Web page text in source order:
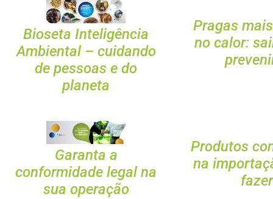
Bioseta Inteligência
Ambiental – cuidando
de pessoas e do
planeta
Pragas
no calor:
Garanta a
conformidade legal na
sua operação
Produtos
na